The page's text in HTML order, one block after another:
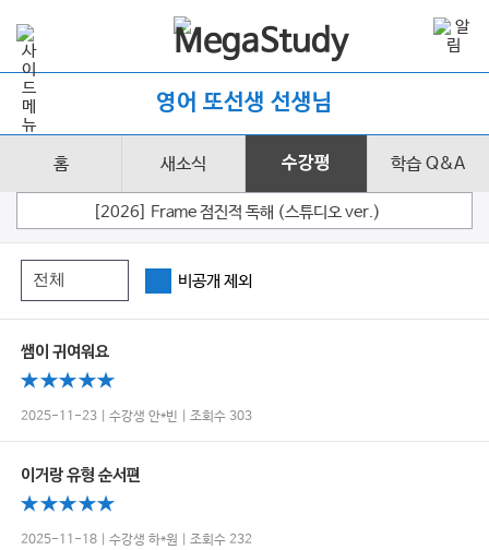
영어 또선생 선생님
홈 새소식 수강평 학습 Q&A
[2026] Frame 점진적 독해 (스튜디오 ver.)
비공개 제외
쌤이 귀여워요
2025-11-23 | 수강생 안*빈 | 조회수 303
이거랑 유형 순서편
2025-11-18 | 수강생 하*원 | 조회수 232